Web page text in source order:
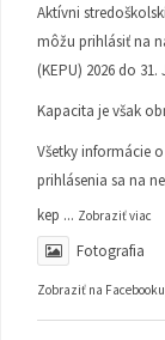
Aktívni
môžu prihlásiť na
(KEPU) 2026 do 31.
Kapacita je však
Všetky informácie
prihlásenia sa na
kep ... Zobraziť viac
Fotografia
Zobraziť na Facebooku